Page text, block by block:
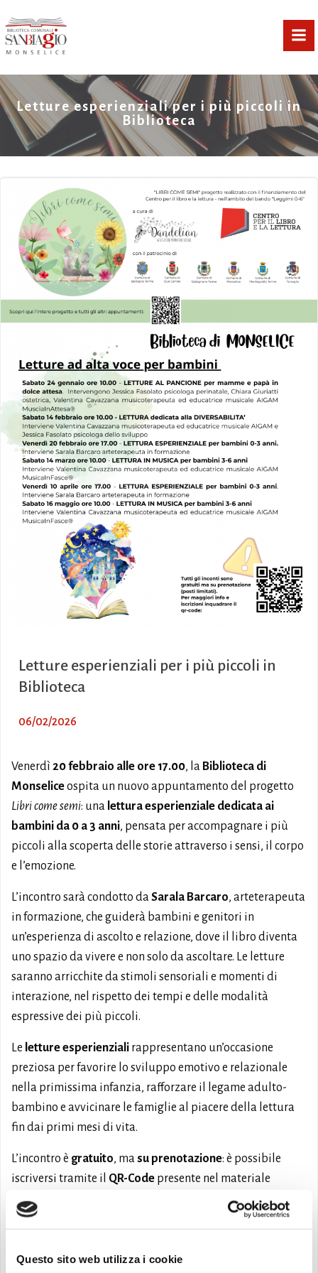
Questo sito web utilizza i cookie
Letture esperienziali per i più piccoli in
Biblioteca
Letture esperienziali per i più piccoli in
Biblioteca
06/02/2026
Venerdì 20 febbraio alle ore 17.00, la Biblioteca di
Monseliceospita un nuovo appuntamento del progetto
Libri come semi: una lettura esperienziale dedicata ai
bambini da 0 a 3 anni, pensata per accompagnare i più
piccoli alla scoperta delle storie attraverso i sensi, il corpo
e l’emozione.
L’incontro sarà condotto daSarala Barcaro, arteterapeuta
in formazione, che guiderà bambini e genitori in
un’esperienza di ascolto e relazione, dove il libro diventa
uno spazio da vivere e non solo da ascoltare. Le letture
saranno arricchite da stimoli sensoriali e momenti di
interazione, nel rispetto dei tempi e delle modalità
espressive dei più piccoli.
Le letture esperienziali rappresentano un’occasione
preziosa per favorire lo sviluppo emotivo e relazionale
nella primissima infanzia, rafforzare il legame adulto-
bambino e avvicinare le famiglie al piacere della lettura
fin dai primi mesi di vita.
L’incontro è gratuito, masu prenotazione: è possibile
iscriversi tramite il QR-Code presente nel materiale
informativo.
L’iniziativa rientra nel progettoLibri come semi, realizzato
nell’ambito del bando